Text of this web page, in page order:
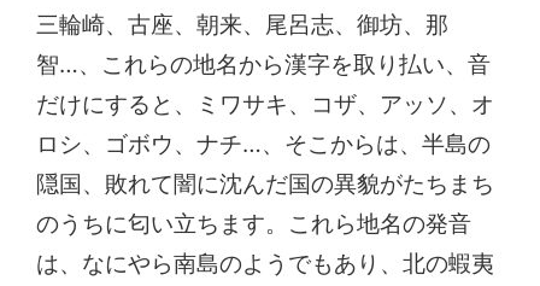
三輪崎、古座、朝来、尾呂志、御坊、那
智…、これらの地名から漢字を取り払い、音
だけにすると、ミワサキ、コザ、アッソ、オ
ロシ、ゴボウ、ナチ…、そこからは、半島の
隠国、敗れて闇に沈んだ国の異貌がたちまち
のうちに匂い立ちます。これら地名の発音
は、なにやら南島のようでもあり、北の蝦夷